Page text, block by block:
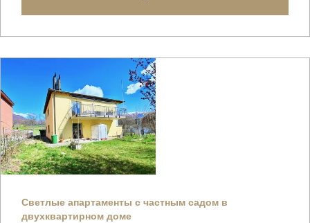
Светлые апартаменты с частным садом в
двухквартирном доме